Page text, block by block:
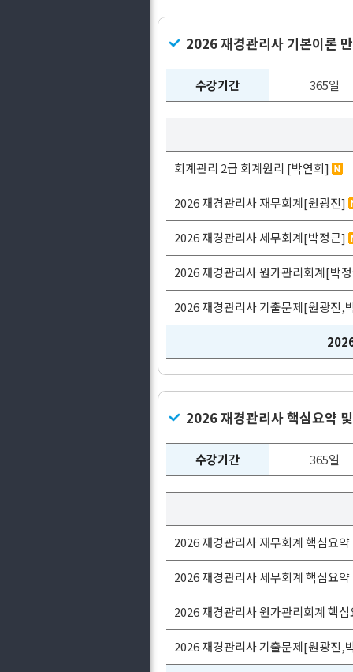
2026 재경관리사 기본이론
수강기간 365일
회계관리 2급 회계원리 [박연희]
2026 재경관리사 재무회계[원광진]
2026 재경관리사 세무회계[박정근]
2026 재경관리사 원가관리회계[박
2026 재경관리사 기출문제[원광진,
2026 재경관리사 핵심요약
수강기간 365일
2026 재경관리사 재무회계 핵심요
2026 재경관리사 세무회계 핵심요
2026 재경관리사 원가관리회계 핵
2026 재경관리사 기출문제[원광진,